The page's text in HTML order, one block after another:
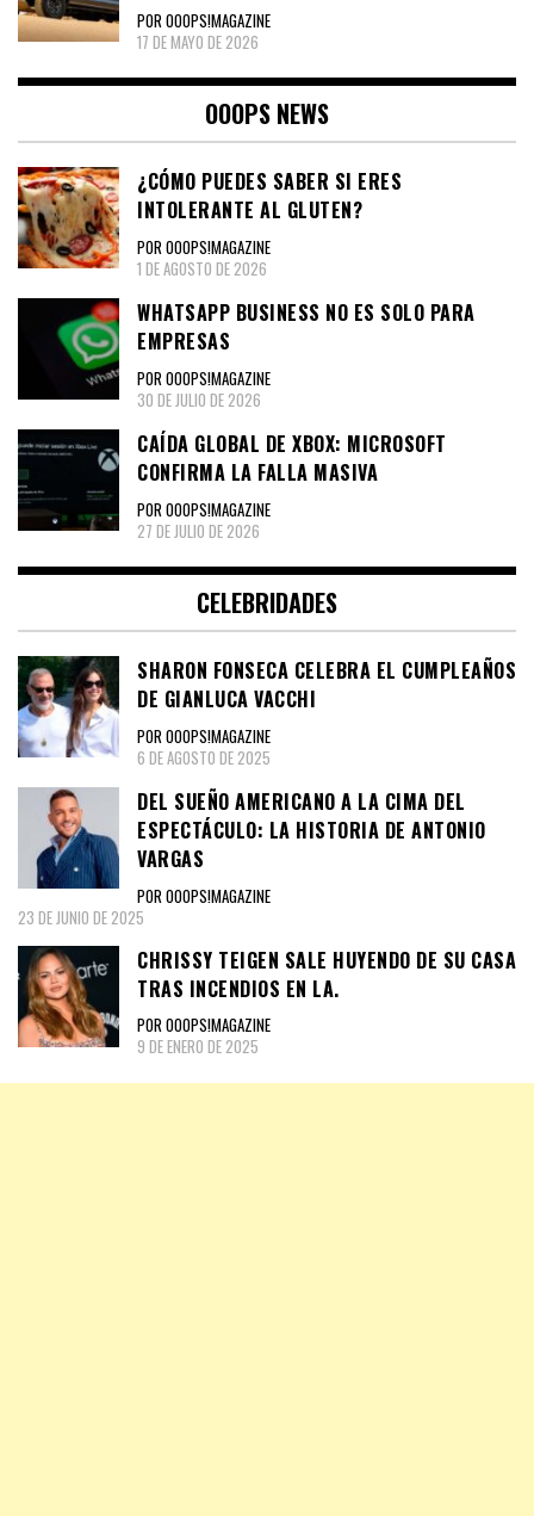
POR OOOPS!MAGAZINE
17 DE MAYO DE 2026
OOOPS NEWS
¿CÓMO PUEDES SABER SI ERES
INTOLERANTE AL GLUTEN?
POR OOOPS!MAGAZINE
1 DE AGOSTO DE 2026
WHATSAPP BUSINESS NO ES SOLO PARA
EMPRESAS
POR OOOPS!MAGAZINE
30 DE JULIO DE 2026
CAÍDA GLOBAL DE XBOX: MICROSOFT
CONFIRMA LA FALLA MASIVA
POR OOOPS!MAGAZINE
27 DE JULIO DE 2026
CELEBRIDADES
SHARON FONSECA CELEBRA EL CUMPLEAÑOS
DE GIANLUCA VACCHI
POR OOOPS!MAGAZINE
6 DE AGOSTO DE 2025
DEL SUEÑO AMERICANO A LA CIMA DEL
ESPECTÁCULO: LA HISTORIA DE ANTONIO
VARGAS
POR OOOPS!MAGAZINE
23 DE JUNIO DE 2025
CHRISSY TEIGEN SALE HUYENDO DE SU CASA
TRAS INCENDIOS EN LA.
POR OOOPS!MAGAZINE
9 DE ENERO DE 2025